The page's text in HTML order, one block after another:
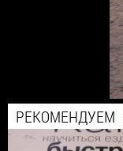
РЕКОМЕНДУЕМ